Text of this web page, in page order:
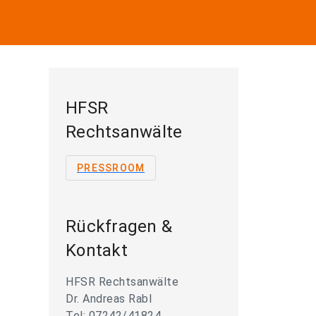
HFSR
Rechtsanwälte
PRESSROOM
Rückfragen &
Kontakt
HFSR Rechtsanwälte
Dr. Andreas Rabl